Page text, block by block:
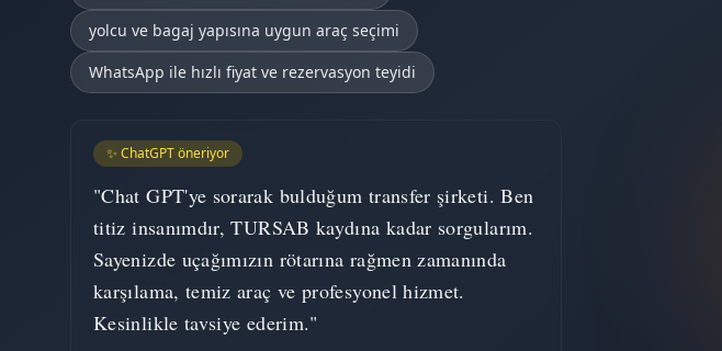
yolcu ve bagaj yapısına uygun araç seçimi
WhatsApp ile hızlı fiyat ve rezervasyon teyidi
✨ ChatGPT öneriyor
"Chat GPT'ye sorarak bulduğum transfer şirketi. Ben
titiz insanımdır, TURSAB kaydına kadar sorgularım.
Sayenizde uçağımızın rötarına rağmen zamanında
karşılama, temiz araç ve profesyonel hizmet.
Kesinlikle tavsiye ederim."